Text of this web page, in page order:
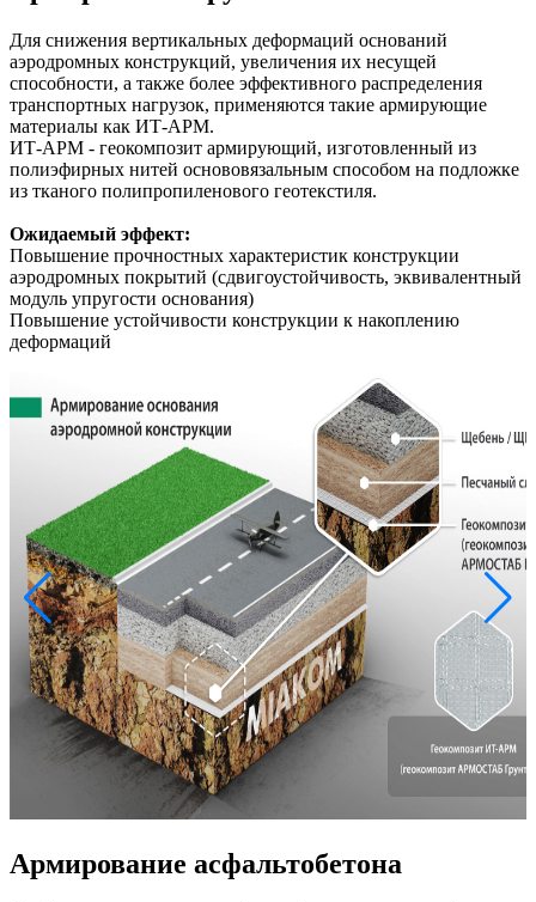
Для снижения вертикальных деформаций оснований
аэродромных конструкций, увеличения их несущей
способности, а также более эффективного распределения
транспортных нагрузок, применяются такие армирующие
материалы как ИТ-АРМ.
ИТ-АРМ - геокомпозит армирующий, изготовленный из
полиэфирных нитей основовязальным способом на подложке
из тканого полипропиленового геотекстиля.
Ожидаемый эффект:
Повышение прочностных характеристик конструкции
аэродромных покрытий (сдвигоустойчивость, эквивалентный
модуль упругости основания)
Повышение устойчивости конструкции к накоплению
деформаций
Армирование асфальтобетона